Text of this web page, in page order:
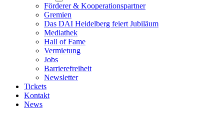
submenu
Förderer & Kooperationspartner
Gremien
Das DAI Heidelberg feiert Jubiläum
Mediathek
Hall of Fame
Vermietung
Jobs
Barrierefreiheit
Newsletter
Tickets
Kontakt
News